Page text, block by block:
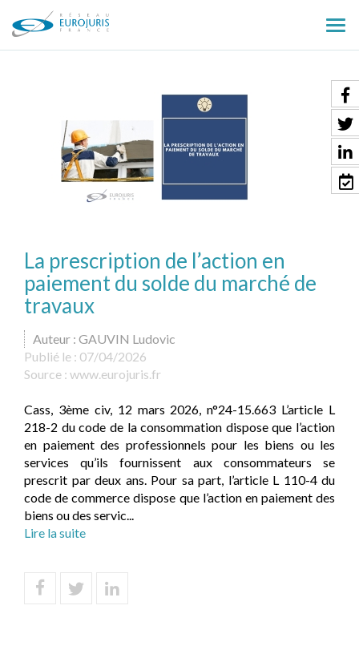
le
La prescription de l’action en
paiement du solde du marché de
travaux
Auteur : GAUVIN Ludovic
Publié le : 07/04/2026
Source : www.eurojuris.fr
Cass, 3ème civ, 12 mars 2026, n°24-15.663 L’article L
218-2 du code de la consommation dispose que l’action
en paiement des professionnels pour les biens ou les
services qu’ils fournissent aux consommateurs se
prescrit par deux ans. Pour sa part, l’article L 110-4 du
code de commerce dispose que l’action en paiement des
biens ou des servic...
Lire la suite